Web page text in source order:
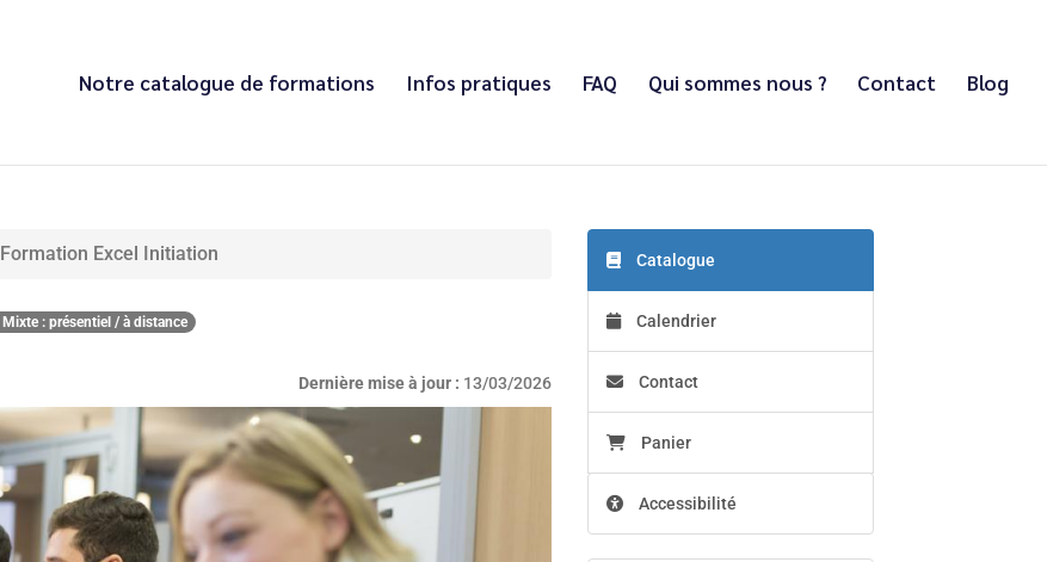
Notre catalogue de formations Infos pratiques FAQ Qui sommes nous ? Contact Blog
Formation Excel Initiation
Mixte : présentiel / à distance
Dernière mise à jour : 13/03/2026
Catalogue
Calendrier
Contact
Panier
Accessibilité